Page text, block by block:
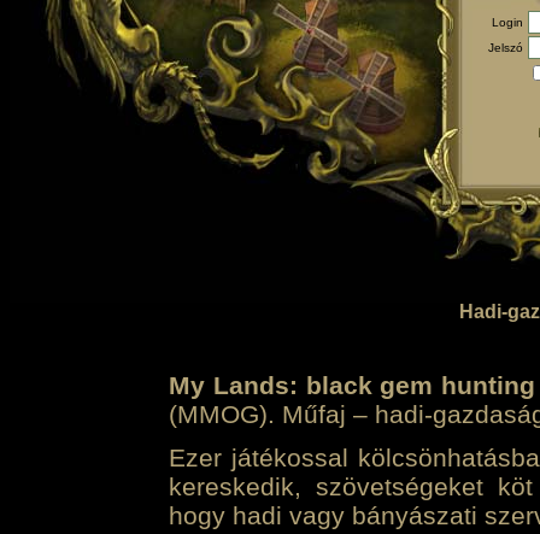
Login
Jelszó
Hadi-
My Lands: black gem hunting
(MMOG). Műfaj – hadi-
Ezer játékossal
kereskedik, szövetségeket
hogy hadi vagy bányászati